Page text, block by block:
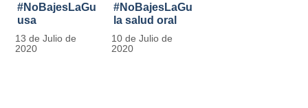
#NoBajesLaGuardia:
usa
racionalmente
el tapabocas
13 de Julio de
2020
#NoBajesLaGuardia:
la salud oral
también
cuenta
10 de Julio de
2020